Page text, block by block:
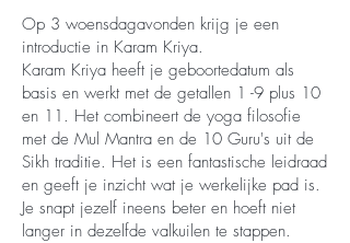
Op 3 woensdagavonden krijg je een
introductie in Karam Kriya.
Karam Kriya heeft je geboortedatum als
basis en werkt met de getallen 1 -9 plus 10
en 11. Het combineert de yoga filosofie
met de Mul Mantra en de 10 Guru's uit de
Sikh traditie. Het is een fantastische leidraad
en geeft je inzicht wat je werkelijke pad is.
Je snapt jezelf ineens beter en hoeft niet
langer in dezelfde valkuilen te stappen.